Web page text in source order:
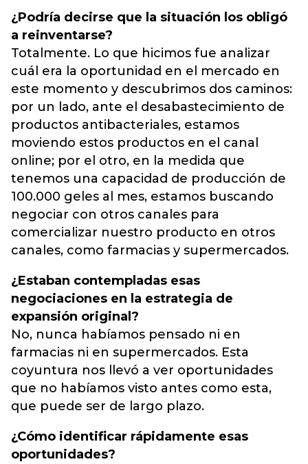
¿Podría decirse que la situación los obligó
a reinventarse?
Totalmente. Lo que hicimos fue analizar
cuál era la oportunidad en el mercado en
este momento y descubrimos dos caminos:
por un lado, ante el desabastecimiento de
productos antibacteriales, estamos
moviendo estos productos en el canal
online; por el otro, en la medida que
tenemos una capacidad de producción de
100.000 geles al mes, estamos buscando
negociar con otros canales para
comercializar nuestro producto en otros
canales, como farmacias y supermercados.
¿Estaban contempladas esas
negociaciones en la estrategia de
expansión original?
No, nunca habíamos pensado ni en
farmacias ni en supermercados. Esta
coyuntura nos llevó a ver oportunidades
que no habíamos visto antes como esta,
que puede ser de largo plazo.
¿Cómo identificar rápidamente esas
oportunidades?